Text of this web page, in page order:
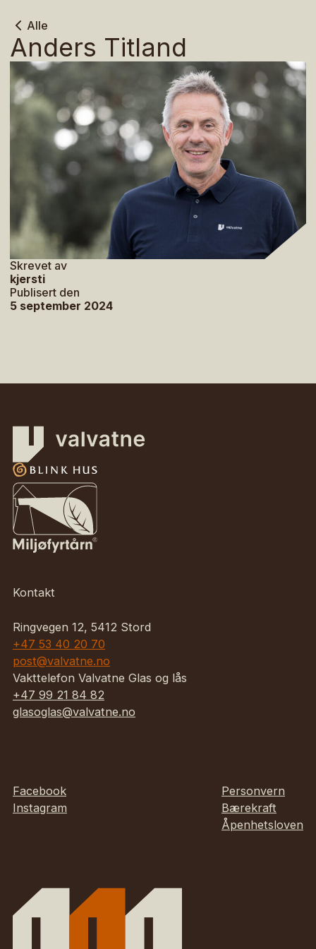
Alle
Anders Titland
Skrevet av
kjersti
Publisert den
5 september 2024
Kontakt
Ringvegen 12, 5412 Stord
+47 53 40 20 70
post@valvatne.no
Vakttelefon Valvatne Glas og lås
+47 99 21 84 82
glasoglas@valvatne.no
Facebook
Instagram
Personvern
Bærekraft
Åpenhetsloven